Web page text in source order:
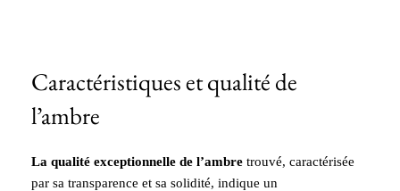
Caractéristiques et qualité de
l’ambre
La qualité exceptionnelle de l’ambre trouvé, caractérisée
par sa transparence et sa solidité, indique un